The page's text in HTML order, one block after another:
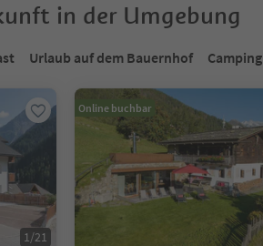
in der Umgebung
Urlaub auf dem Bauernhof Camping
1/21
Online buchbar